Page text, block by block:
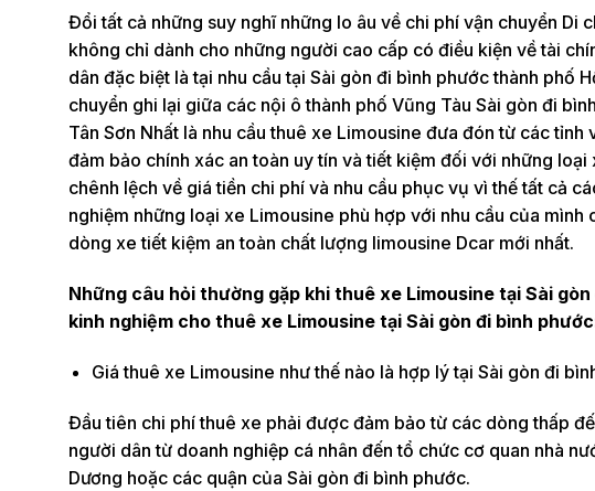
Đổi tất cả những suy nghĩ những lo âu về chi phí vận chuyển Di
không chỉ dành cho những người cao cấp có điều kiện về tài
dân đặc biệt là tại nhu cầu tại Sài gòn đi bình phước thành phố
chuyển ghi lại giữa các nội ô thành phố Vũng Tàu Sài gòn đi
Tân Sơn Nhất là nhu cầu thuê xe Limousine đưa đón từ các
đảm bảo chính xác an toàn uy tín và tiết kiệm đối với những
chênh lệch về giá tiền chi phí và nhu cầu phục vụ vì thế tất cả
nghiệm những loại xe Limousine phù hợp với nhu cầu của
dòng xe tiết kiệm an toàn chất lượng limousine Dcar mới nhất.
Những câu hỏi thường gặp khi thuê xe Limousine tại Sài
kinh nghiệm cho thuê xe Limousine tại Sài gòn đi bình
Giá thuê xe Limousine như thế nào là hợp lý tại Sài gòn đi
Đầu tiên chi phí thuê xe phải được đảm bảo từ các dòng thấp
người dân từ doanh nghiệp cá nhân đến tổ chức cơ quan nhà
Dương hoặc các quận của Sài gòn đi bình phước.